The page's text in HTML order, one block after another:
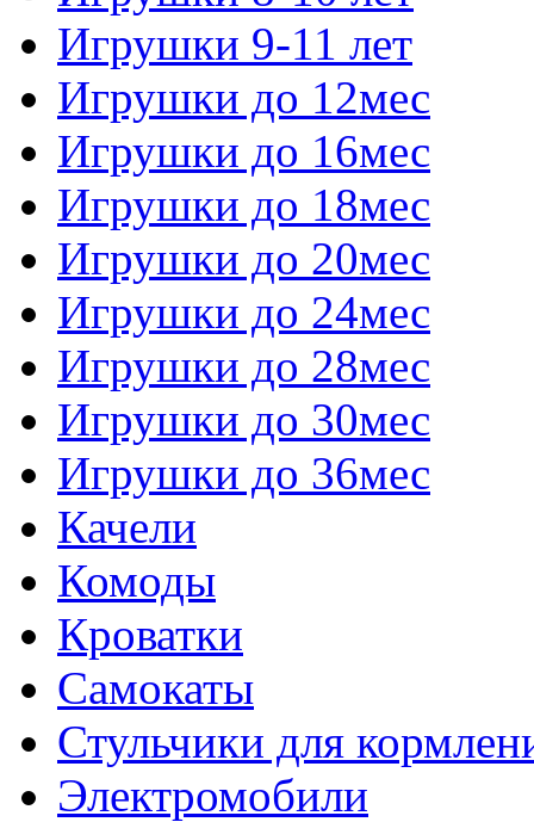
Игрушки 9-11 лет
Игрушки до 12мес
Игрушки до 16мес
Игрушки до 18мес
Игрушки до 20мес
Игрушки до 24мес
Игрушки до 28мес
Игрушки до 30мес
Игрушки до 36мес
Качели
Комоды
Кроватки
Самокаты
Стульчики для
Электромобили